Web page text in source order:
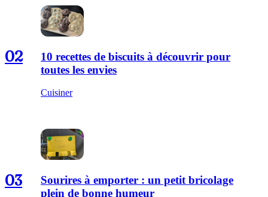
02
10 recettes de biscuits à découvrir pour
toutes les envies
Cuisiner
03
Sourires à emporter : un petit bricolage
plein de bonne humeur